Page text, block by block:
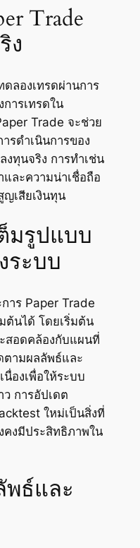
Trade
ง
ลองเทรดผ่านการ
ารเทรดใน
Trade จะช่วย
รดำเนินการของ
งทุนจริง การทำเช่น
ละความน่าเชื่อถือ
ญเสียเงินทุน
มรูปแบบ
ระบบ
าร Paper Trade
ต้นได้ โดยเริ่มต้น
สอดคล้องกับแผนที่
ตามผลลัพธ์และ
องเพื่อให้ระบบ
ว การอัปเดต
ใหม่เป็นสิ่งที่
คงมีประสิทธิภาพใน
พธ์และ